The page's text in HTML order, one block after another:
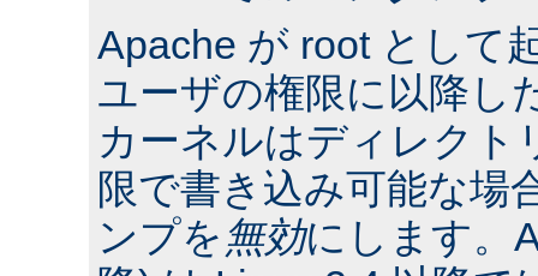
Apache が root として
ユーザの権限に以降し
カーネルはディレクト
限で書き込み可能な場
ンプを無効にします。